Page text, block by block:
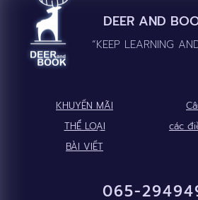
DEER AND
“KEEP LEARNING
KHUYẾN MÃI
THỂ LOẠI
các
BÀI VIẾT
065-